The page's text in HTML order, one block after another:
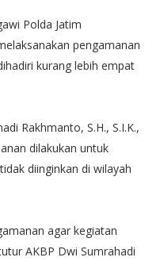
Polda Jatim
pengamanan
kurang lebih empat
Rakhmanto, S.H., S.I.K.,
dilakukan untuk
diinginkan di wilayah
agar kegiatan
AKBP Dwi Sumrahadi